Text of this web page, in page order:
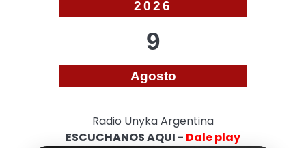
2026
9
Agosto
Radio Unyka Argentina
ESCUCHANOS AQUI - Dale play